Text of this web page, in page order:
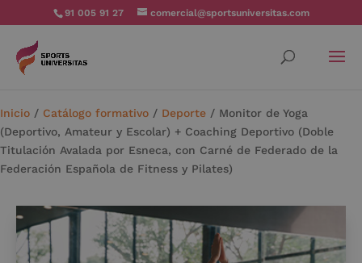
91 005 91 27 comercial@sportsuniversitas.com
Inicio / Catálogo formativo / Deporte / Monitor de Yoga
(Deportivo, Amateur y Escolar) + Coaching Deportivo (Doble
Titulación Avalada por Esneca, con Carné de Federado de la
Federación Española de Fitness y Pilates)